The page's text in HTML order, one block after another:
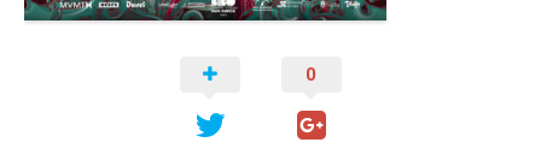
Cambio Climático
0